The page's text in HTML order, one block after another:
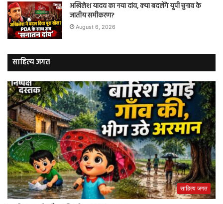
अखिलेश यादव का नया दांव, क्या बदलेंगे यूपी चुनाव के
जातीय समीकरण?
August 6, 2026
साहित्य जगत
साहित्य जगत